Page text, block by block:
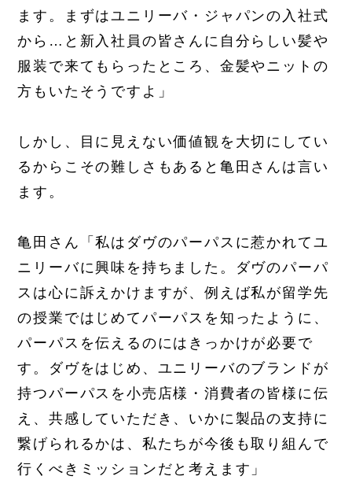
ます。まずはユニリーバ・ジャパンの入社式
から…と新入社員の皆さんに自分らしい髪や
服装で来てもらったところ、金髪やニットの
方もいたそうですよ」
しかし、目に見えない価値観を大切にしてい
るからこその難しさもあると亀田さんは言い
ます。
亀田さん「私はダヴのパーパスに惹かれてユ
ニリーバに興味を持ちました。ダヴのパーパ
スは心に訴えかけますが、例えば私が留学先
の授業ではじめてパーパスを知ったように、
パーパスを伝えるのにはきっかけが必要で
す。ダヴをはじめ、ユニリーバのブランドが
持つパーパスを小売店様・消費者の皆様に伝
え、共感していただき、いかに製品の支持に
繋げられるかは、私たちが今後も取り組んで
行くべきミッションだと考えます」